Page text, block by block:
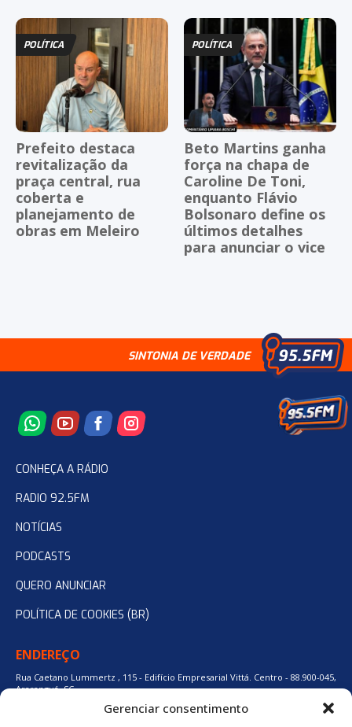
Gerenciar consentimento
POLÍTICA
Prefeito destaca
revitalização da
praça central, rua
coberta e
planejamento de
obras em Meleiro
POLÍTICA
Beto Martins ganha
força na chapa de
Caroline De Toni,
enquanto Flávio
Bolsonaro define os
últimos detalhes
para anunciar o vice
SINTONIA DE VERDADE
CONHEÇA A RÁDIO
RADIO 92.5FM
NOTÍCIAS
PODCASTS
QUERO ANUNCIAR
POLÍTICA DE COOKIES (BR)
ENDEREÇO
Rua Caetano Lummertz , 115 - Edifício Empresarial Vittá. Centro - 88.900-045,
Araranguá, SC.